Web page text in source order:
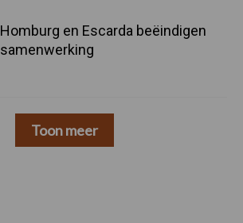
Homburg en Escarda beëindigen
samenwerking
Toon meer